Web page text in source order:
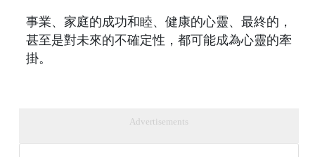
事業、家庭的成功和睦、健康的心靈、最終的，
甚至是對未來的不確定性，都可能成為心靈的牽
掛。
Advertisements